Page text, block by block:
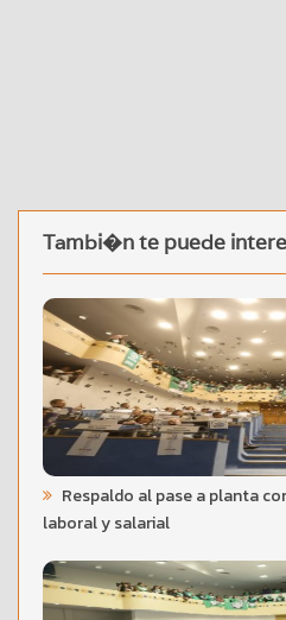
Tambi�n te puede
Respaldo al pase a planta
laboral y salarial